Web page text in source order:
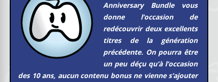
Anniversary Bundle vous
donne l’occasion de
redécouvrir deux excellents
titres de la génération
précédente. On pourra être
un peu déçu qu’à l’occasion
des 10 ans, aucun contenu bonus ne vienne s’ajouter